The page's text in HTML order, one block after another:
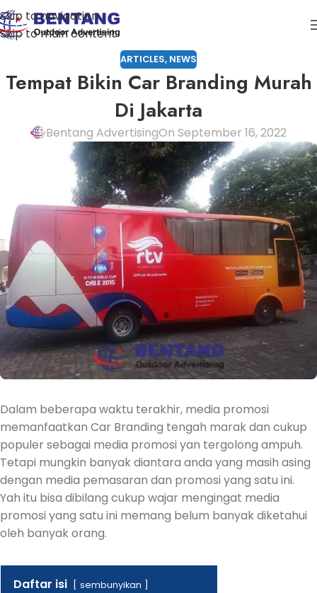
Skip to navigation
Skip to main content
ARTICLES, NEWS
Tempat Bikin Car Branding Murah
Di Jakarta
Bentang AdvertisingOn September 16, 2022
Dalam beberapa waktu terakhir, media promosi
memanfaatkan Car Branding tengah marak dan cukup
populer sebagai media promosi yan tergolong ampuh.
Tetapi mungkin banyak diantara anda yang masih asing
dengan media pemasaran dan promosi yang satu ini.
Yah itu bisa dibilang cukup wajar mengingat media
promosi yang satu ini memang belum banyak diketahui
oleh banyak orang.
Daftar isi sembunyikan